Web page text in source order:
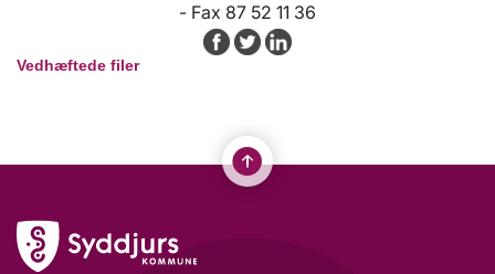
- Fax 87 52 11 36
Vedhæftede filer